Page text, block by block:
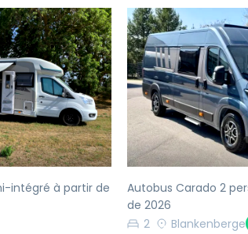
Suivant
intégré à partir de
Précédent
Autobus Carado 2
de 2026
2
Blankenberge